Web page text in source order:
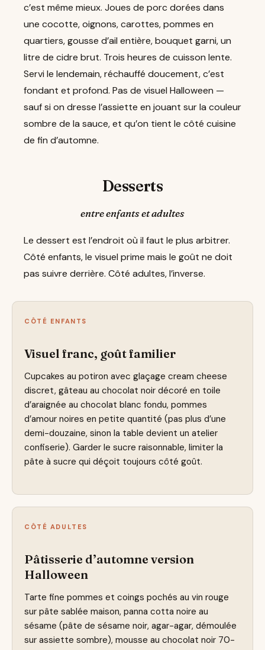
c’est même mieux. Joues de porc dorées dans
une cocotte, oignons, carottes, pommes en
quartiers, gousse d’ail entière, bouquet garni, un
litre de cidre brut. Trois heures de cuisson lente.
Servi le lendemain, réchauffé doucement, c’est
fondant et profond. Pas de visuel Halloween —
sauf si on dresse l’assiette en jouant sur la couleur
sombre de la sauce, et qu’on tient le côté cuisine
de fin d’automne.
Desserts
entre enfants et adultes
Le dessert est l’endroit où il faut le plus arbitrer.
Côté enfants, le visuel prime mais le goût ne doit
pas suivre derrière. Côté adultes, l’inverse.
CÔTÉ ENFANTS
Visuel franc, goût familier
Cupcakes au potiron avec glaçage cream cheese
discret, gâteau au chocolat noir décoré en toile
d’araignée au chocolat blanc fondu, pommes
d’amour noires en petite quantité (pas plus d’une
demi-douzaine, sinon la table devient un atelier
confiserie). Garder le sucre raisonnable, limiter la
pâte à sucre qui déçoit toujours côté goût.
CÔTÉ ADULTES
Pâtisserie d’automne version
Halloween
Tarte fine pommes et coings pochés au vin rouge
sur pâte sablée maison, panna cotta noire au
sésame (pâte de sésame noir, agar-agar, démoulée
sur assiette sombre), mousse au chocolat noir 70-